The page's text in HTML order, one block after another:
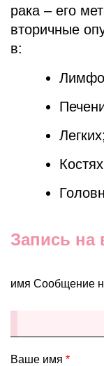
рака – его
вторичные
в:
Легких;
Запись на
имя Сообщение
Ваше имя *